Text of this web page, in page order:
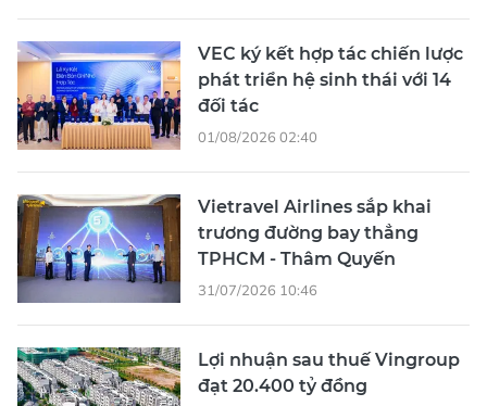
VEC ký kết hợp tác chiến lược
phát triển hệ sinh thái với 14
đối tác
01/08/2026 02:40
Vietravel Airlines sắp khai
trương đường bay thẳng
TPHCM - Thâm Quyến
31/07/2026 10:46
Lợi nhuận sau thuế Vingroup
đạt 20.400 tỷ đồng